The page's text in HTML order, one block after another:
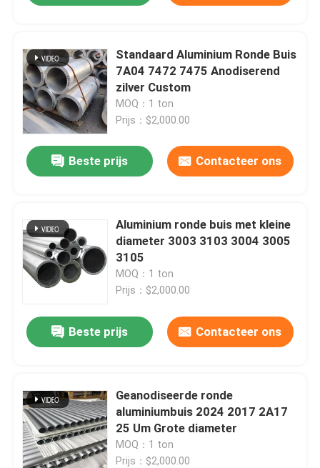
Standaard Aluminium Ronde Buis
7A04 7472 7475 Anodiserend
zilver Custom
MOQ：1 ton
Prijs：$2,000.00
Beste prijs Contacteer ons
Aluminium ronde buis met kleine
diameter 3003 3103 3004 3005
3105
MOQ：1 ton
Prijs：$2,000.00
Beste prijs Contacteer ons
Geanodiseerde ronde
aluminiumbuis 2024 2017 2A17
25 Um Grote diameter
MOQ：1 ton
Prijs：$2,000.00